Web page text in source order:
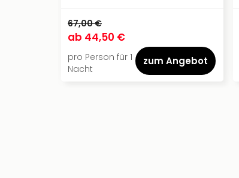
67,00 €
ab 44,50 €
pro Person für 1
Nacht
zum Angebot